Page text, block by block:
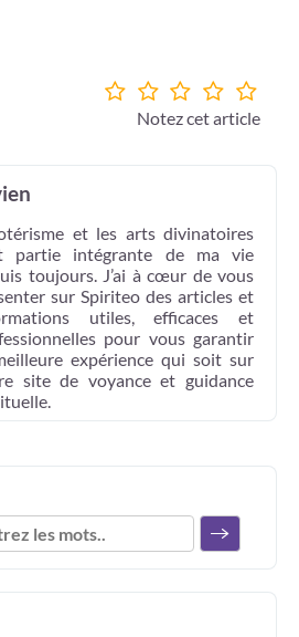
Notez cet article
et les arts divinatoires
partie intégrante de ma vie
toujours. J’ai à cœur de vous
sur Spiriteo des articles et
utiles, efficaces et
pour vous garantir
expérience qui soit sur
site de voyance et guidance